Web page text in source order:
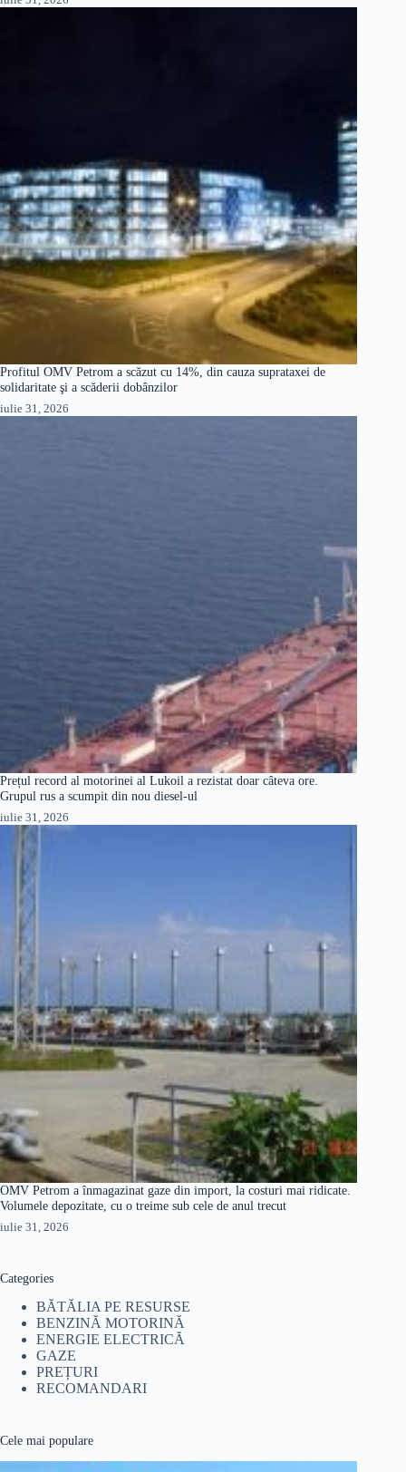
Profitul OMV Petrom a scăzut cu 14%, din cauza suprataxei de
solidaritate şi a scăderii dobânzilor
iulie 31, 2026
Prețul record al motorinei al Lukoil a rezistat doar câteva ore.
Grupul rus a scumpit din nou diesel-ul
iulie 31, 2026
OMV Petrom a înmagazinat gaze din import, la costuri mai ridicate.
Volumele depozitate, cu o treime sub cele de anul trecut
iulie 31, 2026
Categories
BĂTĂLIA PE RESURSE
BENZINĂ MOTORINĂ
ENERGIE ELECTRICĂ
GAZE
PREȚURI
RECOMANDARI
Cele mai populare